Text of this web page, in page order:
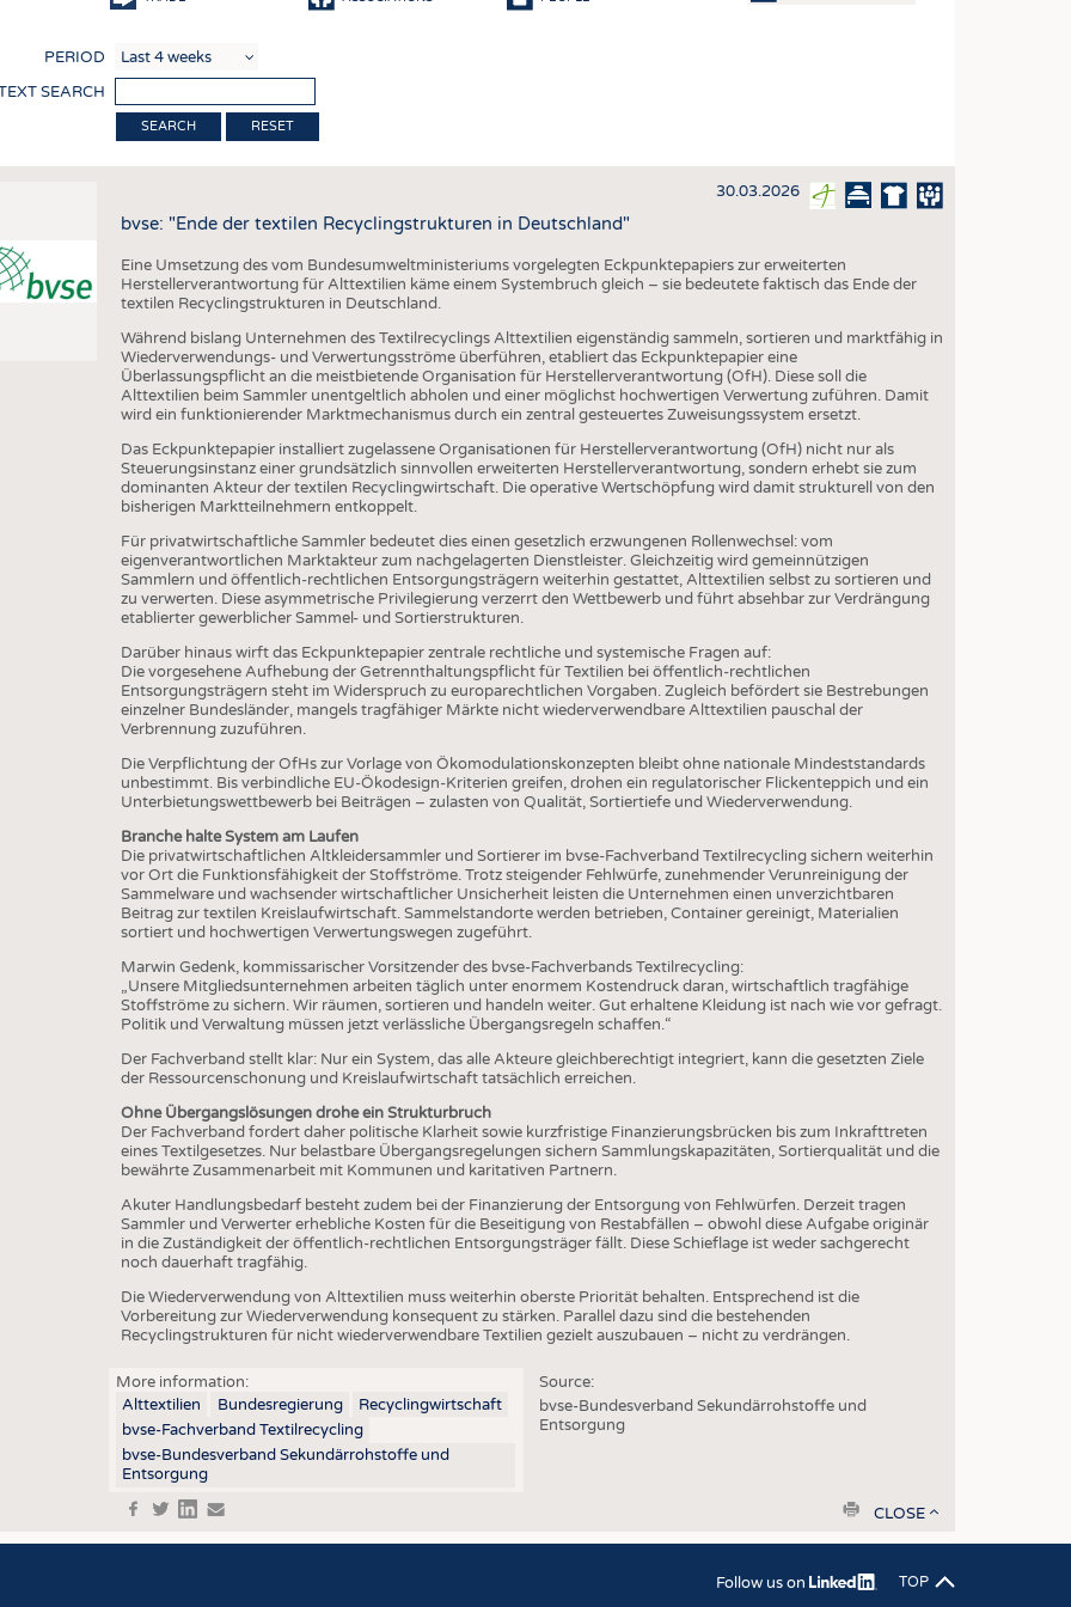
SUSTAINABILITY
CIRCULAR ECONOMY
SMART TEXTILES
MEDICINE
INTERIOR TEXTILES
APPAREL
BUSINESS
COMPANIES
FACTS
STATISTICS
SCHEDULE
CALENDAR
PERIOD
SEARCH
RESET
30.03.2026
bvse: "Ende der textilen Recyclingstrukturen in Deutschland"
Eine Umsetzung des vom Bundesumweltministeriums vorgelegten Eckpunktepapiers zur erweiterten
Herstellerverantwortung für Alttextilien käme einem Systembruch gleich – sie bedeutete faktisch das Ende der
textilen Recyclingstrukturen in Deutschland.
Während bislang Unternehmen des Textilrecyclings Alttextilien eigenständig sammeln, sortieren und marktfähig in
Wiederverwendungs- und Verwertungsströme überführen, etabliert das Eckpunktepapier eine
Überlassungspflicht an die meistbietende Organisation für Herstellerverantwortung (OfH). Diese soll die
Alttextilien beim Sammler unentgeltlich abholen und einer möglichst hochwertigen Verwertung zuführen. Damit
wird ein funktionierender Marktmechanismus durch ein zentral gesteuertes Zuweisungssystem ersetzt.
Das Eckpunktepapier installiert zugelassene Organisationen für Herstellerverantwortung (OfH) nicht nur als
Steuerungsinstanz einer grundsätzlich sinnvollen erweiterten Herstellerverantwortung, sondern erhebt sie zum
dominanten Akteur der textilen Recyclingwirtschaft. Die operative Wertschöpfung wird damit strukturell von den
bisherigen Marktteilnehmern entkoppelt.
Für privatwirtschaftliche Sammler bedeutet dies einen gesetzlich erzwungenen Rollenwechsel: vom
eigenverantwortlichen Marktakteur zum nachgelagerten Dienstleister. Gleichzeitig wird gemeinnützigen
Sammlern und öffentlich-rechtlichen Entsorgungsträgern weiterhin gestattet, Alttextilien selbst zu sortieren und
zu verwerten. Diese asymmetrische Privilegierung verzerrt den Wettbewerb und führt absehbar zur Verdrängung
etablierter gewerblicher Sammel- und Sortierstrukturen.
Darüber hinaus wirft das Eckpunktepapier zentrale rechtliche und systemische Fragen auf:
Die vorgesehene Aufhebung der Getrennthaltungspflicht für Textilien bei öffentlich-rechtlichen
Entsorgungsträgern steht im Widerspruch zu europarechtlichen Vorgaben. Zugleich befördert sie Bestrebungen
einzelner Bundesländer, mangels tragfähiger Märkte nicht wiederverwendbare Alttextilien pauschal der
Verbrennung zuzuführen.
Die Verpflichtung der OfHs zur Vorlage von Ökomodulationskonzepten bleibt ohne nationale Mindeststandards
unbestimmt. Bis verbindliche EU-Ökodesign-Kriterien greifen, drohen ein regulatorischer Flickenteppich und ein
Unterbietungswettbewerb bei Beiträgen – zulasten von Qualität, Sortiertiefe und Wiederverwendung.
Branche halte System am Laufen
Die privatwirtschaftlichen Altkleidersammler und Sortierer im bvse-Fachverband Textilrecycling sichern weiterhin
vor Ort die Funktionsfähigkeit der Stoffströme. Trotz steigender Fehlwürfe, zunehmender Verunreinigung der
Sammelware und wachsender wirtschaftlicher Unsicherheit leisten die Unternehmen einen unverzichtbaren
Beitrag zur textilen Kreislaufwirtschaft. Sammelstandorte werden betrieben, Container gereinigt, Materialien
sortiert und hochwertigen Verwertungswegen zugeführt.
Marwin Gedenk, kommissarischer Vorsitzender des bvse-Fachverbands Textilrecycling:
„Unsere Mitgliedsunternehmen arbeiten täglich unter enormem Kostendruck daran, wirtschaftlich tragfähige
Stoffströme zu sichern. Wir räumen, sortieren und handeln weiter. Gut erhaltene Kleidung ist nach wie vor gefragt.
Politik und Verwaltung müssen jetzt verlässliche Übergangsregeln schaffen.“
Der Fachverband stellt klar: Nur ein System, das alle Akteure gleichberechtigt integriert, kann die gesetzten Ziele
der Ressourcenschonung und Kreislaufwirtschaft tatsächlich erreichen.
Ohne Übergangslösungen drohe ein Strukturbruch
Der Fachverband fordert daher politische Klarheit sowie kurzfristige Finanzierungsbrücken bis zum Inkrafttreten
eines Textilgesetzes. Nur belastbare Übergangsregelungen sichern Sammlungskapazitäten, Sortierqualität und die
bewährte Zusammenarbeit mit Kommunen und karitativen Partnern.
Akuter Handlungsbedarf besteht zudem bei der Finanzierung der Entsorgung von Fehlwürfen. Derzeit tragen
Sammler und Verwerter erhebliche Kosten für die Beseitigung von Restabfällen – obwohl diese Aufgabe originär
in die Zuständigkeit der öffentlich-rechtlichen Entsorgungsträger fällt. Diese Schieflage ist weder sachgerecht
noch dauerhaft tragfähig.
Die Wiederverwendung von Alttextilien muss weiterhin oberste Priorität behalten. Entsprechend ist die
Vorbereitung zur Wiederverwendung konsequent zu stärken. Parallel dazu sind die bestehenden
Recyclingstrukturen für nicht wiederverwendbare Textilien gezielt auszubauen – nicht zu verdrängen.
More information:
Alttextilien
Bundesregierung
Recyclingwirtschaft
bvse-Fachverband Textilrecycling
bvse-Bundesverband Sekundärrohstoffe und
Entsorgung
Source:
bvse-Bundesverband Sekundärrohstoffe und
Entsorgung
in print
CLOSE
TOP
Follow us on